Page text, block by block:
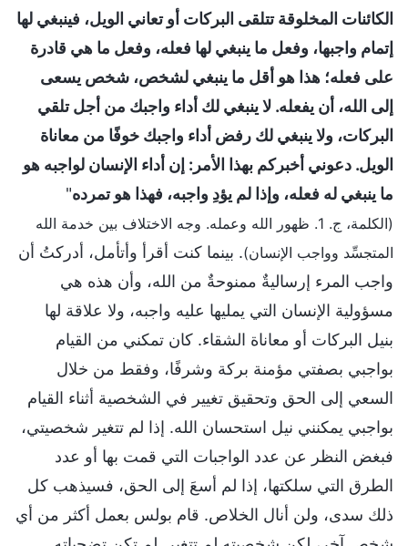
الكائنات المخلوقة تتلقى البركات أو تعاني الويل، فينبغي لها
إتمام واجبها، وفعل ما ينبغي لها فعله، وفعل ما هي قادرة
على فعله؛ هذا هو أقل ما ينبغي لشخص، شخص يسعى
إلى الله، أن يفعله. لا ينبغي لك أداء واجبك من أجل تلقي
البركات، ولا ينبغي لك رفض أداء واجبك خوفًا من معاناة
الويل. دعوني أخبركم بهذا الأمر: إن أداء الإنسان لواجبه هو
ما ينبغي له فعله، وإذا لم يؤدِ واجبه، فهذا هو تمرده"
(الكلمة، ج. 1. ظهور الله وعمله. وجه الاختلاف بين خدمة الله
المتجسِّد وواجب الإنسان). بينما كنت أقرأ وأتأمل، أدركتُ أن
واجب المرء إرساليةٌ ممنوحةٌ من الله، وأن هذه هي
مسؤولية الإنسان التي يمليها عليه واجبه، ولا علاقة لها
بنيل البركات أو معاناة الشقاء. كان تمكني من القيام
بواجبي بصفتي مؤمنة بركة وشرفًا، وفقط من خلال
السعي إلى الحق وتحقيق تغيير في الشخصية أثناء القيام
بواجبي يمكنني نيل استحسان الله. إذا لم تتغير شخصيتي،
فبغض النظر عن عدد الواجبات التي قمت بها أو عدد
الطرق التي سلكتها، إذا لم أسعَ إلى الحق، فسيذهب كل
ذلك سدى، ولن أنال الخلاص. قام بولس بعمل أكثر من أي